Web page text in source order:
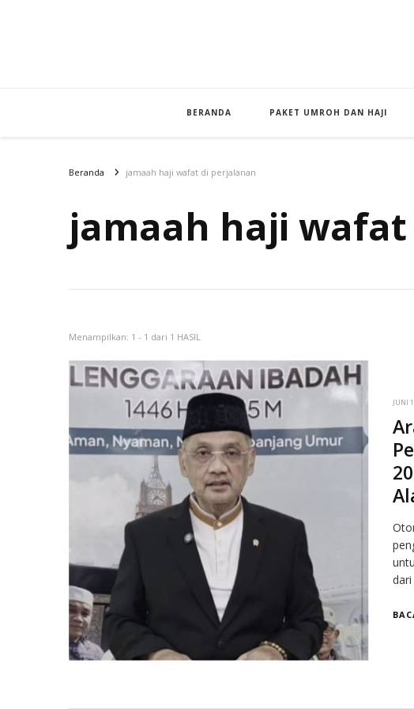
BERANDA PAKET UMROH DAN HAJI
Beranda jamaah haji wafat di perjalanan
jamaah haji
Menampilkan: 1 - 1 dari 1 HASIL
JUNI